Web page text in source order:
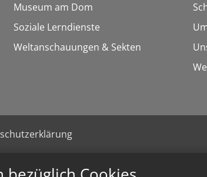
Museum am Dom
Soziale Lerndienste
Weltanschauungen & Sekten